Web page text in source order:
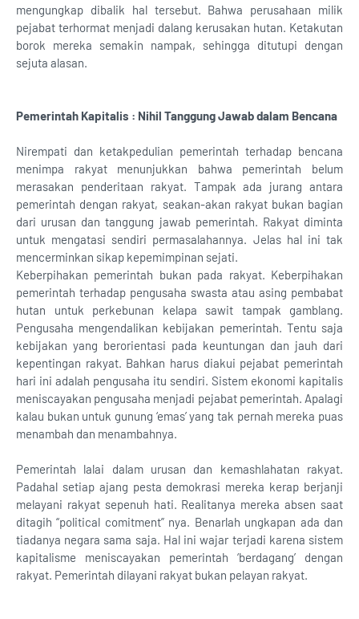
mengungkap dibalik hal tersebut. Bahwa perusahaan milik
pejabat terhormat menjadi dalang kerusakan hutan. Ketakutan
borok mereka semakin nampak, sehingga ditutupi dengan
sejuta alasan.
Pemerintah Kapitalis : Nihil Tanggung Jawab dalam Bencana
Nirempati dan ketakpedulian pemerintah terhadap bencana
menimpa rakyat menunjukkan bahwa pemerintah belum
merasakan penderitaan rakyat. Tampak ada jurang antara
pemerintah dengan rakyat, seakan-akan rakyat bukan bagian
dari urusan dan tanggung jawab pemerintah. Rakyat diminta
untuk mengatasi sendiri permasalahannya. Jelas hal ini tak
mencerminkan sikap kepemimpinan sejati.
Keberpihakan pemerintah bukan pada rakyat. Keberpihakan
pemerintah terhadap pengusaha swasta atau asing pembabat
hutan untuk perkebunan kelapa sawit tampak gamblang.
Pengusaha mengendalikan kebijakan pemerintah. Tentu saja
kebijakan yang berorientasi pada keuntungan dan jauh dari
kepentingan rakyat. Bahkan harus diakui pejabat pemerintah
hari ini adalah pengusaha itu sendiri. Sistem ekonomi kapitalis
meniscayakan pengusaha menjadi pejabat pemerintah. Apalagi
kalau bukan untuk gunung ‘emas’ yang tak pernah mereka puas
menambah dan menambahnya.
Pemerintah lalai dalam urusan dan kemashlahatan rakyat.
Padahal setiap ajang pesta demokrasi mereka kerap berjanji
melayani rakyat sepenuh hati. Realitanya mereka absen saat
ditagih “political comitment” nya. Benarlah ungkapan ada dan
tiadanya negara sama saja. Hal ini wajar terjadi karena sistem
kapitalisme meniscayakan pemerintah ‘berdagang’ dengan
rakyat. Pemerintah dilayani rakyat bukan pelayan rakyat.